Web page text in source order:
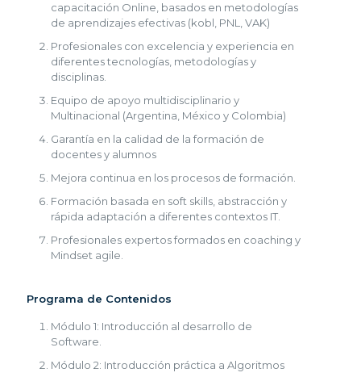
capacitación Online, basados en metodologías
de aprendizajes efectivas (kobl, PNL, VAK)
Profesionales con excelencia y experiencia en
diferentes tecnologías, metodologías y
disciplinas.
Equipo de apoyo multidisciplinario y
Multinacional (Argentina, México y Colombia)
Garantía en la calidad de la formación de
docentes y alumnos
Mejora continua en los procesos de formación.
Formación basada en soft skills, abstracción y
rápida adaptación a diferentes contextos IT.
Profesionales expertos formados en coaching y
Mindset agile.
Programa de Contenidos
Módulo 1: Introducción al desarrollo de
Software.
Módulo 2: Introducción práctica a Algoritmos